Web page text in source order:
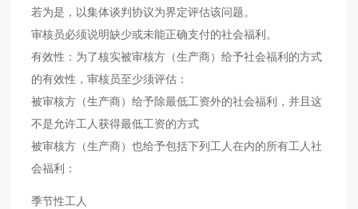
若为是，以集体谈判协议为界定评估该问题。
审核员必须说明缺少或未能正确支付的社会福利。
有效性：为了核实被审核方（生产商）给予社会福利的方式
的有效性，审核员至少须评估：
被审核方（生产商）给予除最低工资外的社会福利，并且这
不是允许工人获得最低工资的方式
被审核方（生产商）也给予包括下列工人在内的所有工人社
会福利：
季节性工人